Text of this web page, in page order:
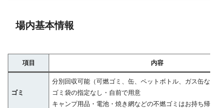
場内基本情報
項目 内容
ゴミ
分別回収可能（可燃ゴミ、缶、ペットボトル、ガス缶など
ゴミ袋の指定なし・自前で用意
キャンプ用品・電池・焼き網などの不燃ゴミはお持ち帰り